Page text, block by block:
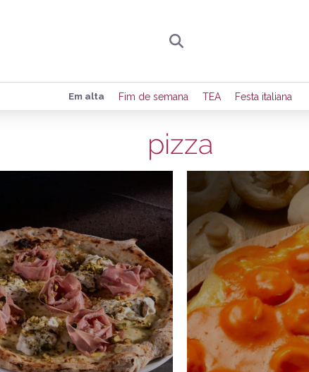
Preencha seus dados para receber toda
de eventos e notícias da região.
Quero receber
Em alta Fim de semana TEA Festa italiana
pizza